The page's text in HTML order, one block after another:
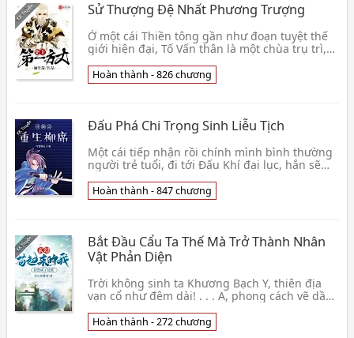
Sử Thượng Đệ Nhất Phương Trượng
Ở một cái Thiền tông gần như đoạn tuyệt thế
giới hiện đại, Tố Vấn thân là một chùa trụ trì,
chứ👦 Tụ Lí Tiễn
Hoàn thành - 826 chương
Đấu Phá Chi Trọng Sinh Liễu Tịch
Một cái tiếp nhận rồi chính mình bình thường
người trẻ tuổi, đi tới Đấu Khí đại lục, hắn sẽ
mệ👦 Thủ Vọng Thanh Sơn
Hoàn thành - 847 chương
Bắt Đầu Cẩu Ta Thế Mà Trở Thành Nhân
Vật Phản Diện
Trời không sinh ta Khương Bạch Y, thiên địa
vạn cổ như đêm dài! . . . A, phong cách vẽ dần
nhưng👦 Thanh Sơn Lão Tựu Lão
Hoàn thành - 272 chương